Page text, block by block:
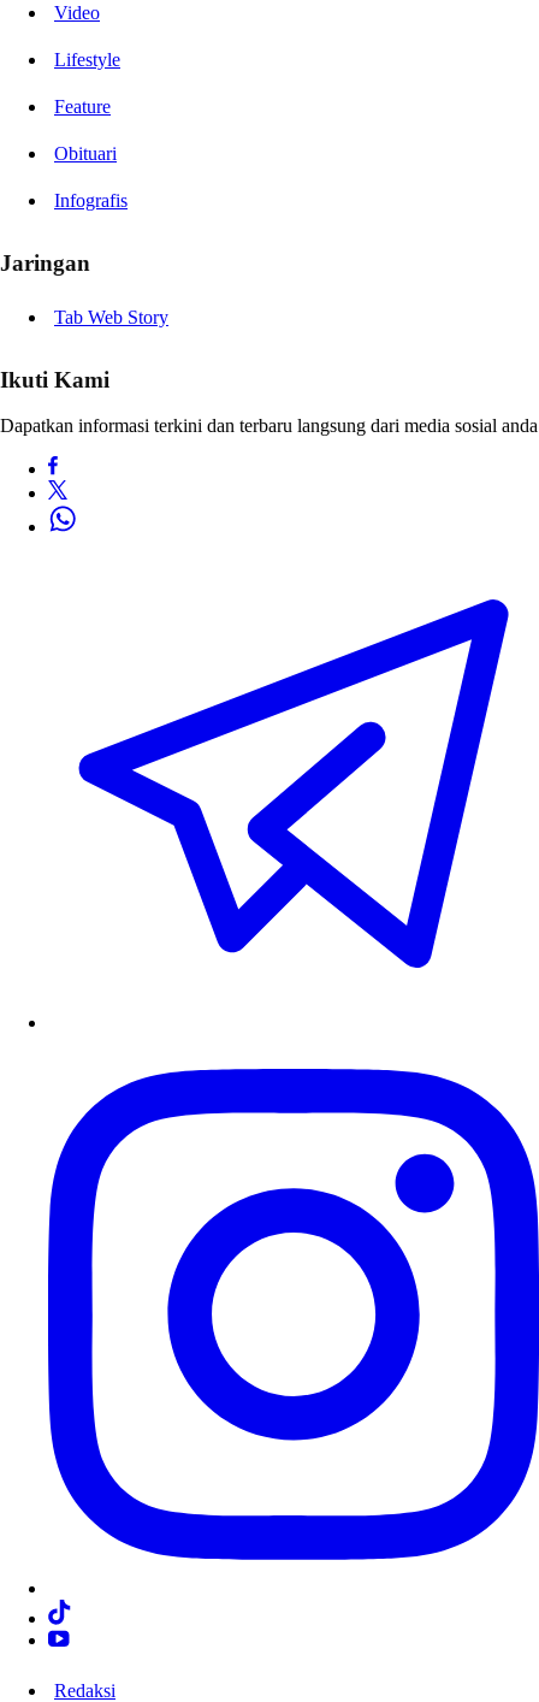
Video
Lifestyle
Feature
Obituari
Infografis
Jaringan
Tab Web Story
Ikuti Kami
Dapatkan informasi terkini dan terbaru langsung dari media sosial anda
Redaksi